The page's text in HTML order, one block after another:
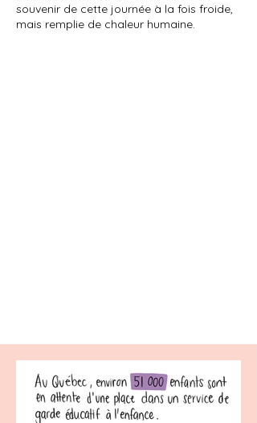
souvenir de cette journée à la fois froide,
mais remplie de chaleur humaine.